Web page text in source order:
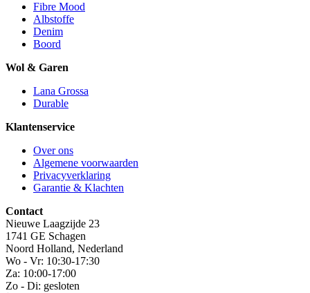
Fibre Mood
Albstoffe
Denim
Boord
Wol & Garen
Lana Grossa
Durable
Klantenservice
Over ons
Algemene voorwaarden
Privacyverklaring
Garantie & Klachten
Contact
Nieuwe Laagzijde 23
1741 GE Schagen
Noord Holland, Nederland
Wo - Vr: 10:30-17:30
Za: 10:00-17:00
Zo - Di: gesloten